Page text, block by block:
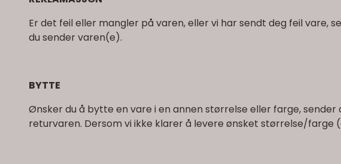
Er det feil eller mangler på varen, eller vi har sendt deg feil vare,
du sender varen(e).
BYTTE
Ønsker du å bytte en vare i en annen størrelse eller farge,
returvaren. Dersom vi ikke klarer å levere ønsket størrelse/